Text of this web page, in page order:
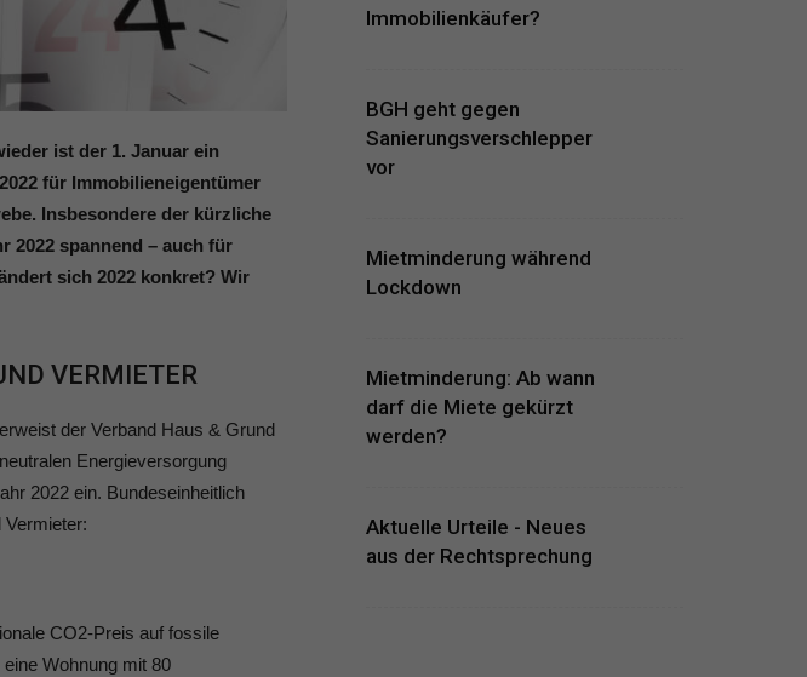
ist der 1. Januar ein
für Immobilieneigentümer
Insbesondere der kürzliche
2022 spannend – auch für
sich 2022 konkret? Wir
VERMIETER
der Verband Haus & Grund
Energieversorgung
2022 ein. Bundeseinheitlich
Vermieter:
CO2-Preis auf fossile
Wohnung mit 80
Immobilienkäufer?
BGH geht gegen
Sanierungsverschlepper
vor
Mietminderung während
Lockdown
Mietminderung: Ab wann
darf die Miete gekürzt
werden?
Aktuelle Urteile - Neues
aus der Rechtsprechung